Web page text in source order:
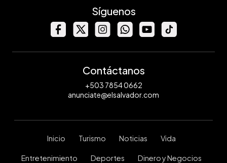
Síguenos
Contáctanos
+503 7854 0662
anunciate@elsalvador.com
Inicio Turismo Noticias Vida
Entretenimiento Deportes Dinero y Negocios